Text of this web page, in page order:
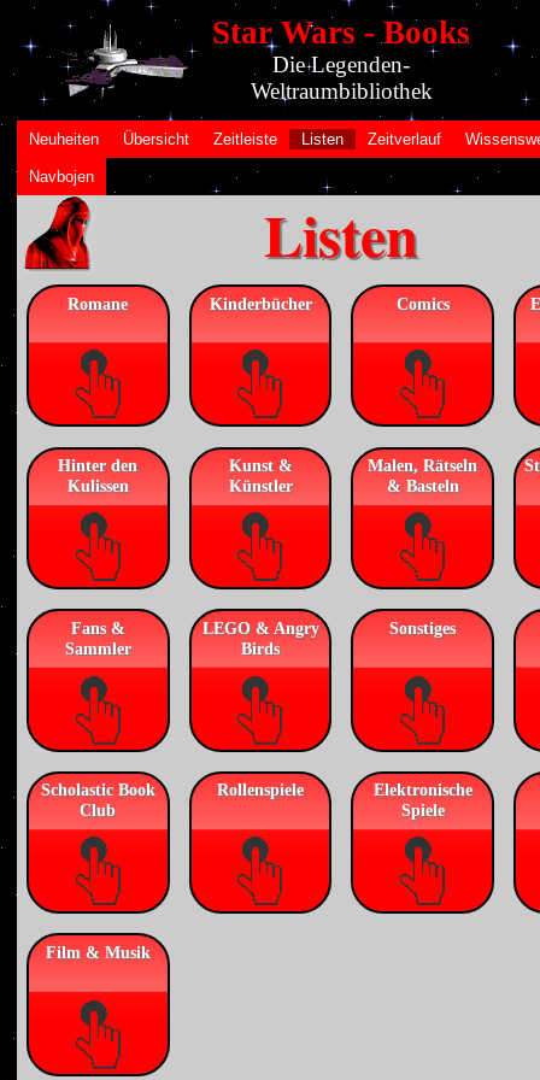
Star Wars - Books
Die Legenden-
Weltraumbibliothek
Neuheiten Übersicht Zeitleiste Listen Zeitverlauf
Navbojen
Listen
Romane Kinderbücher Comics
Hinter den
Kulissen
Kunst &
Künstler
Malen, Rätseln
& Basteln
Fans &
Sammler
LEGO & Angry
Birds
Sonstiges
Scholastic Book
Club
Rollenspiele
Elektronische
Spiele
Film & Musik